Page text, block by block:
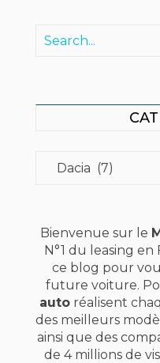
Catégories
Bienvenue sur le
N°1 du leasing en
ce blog pour
future voiture.
autoréalisent
des meilleurs
ainsi que des
de 4 millions de